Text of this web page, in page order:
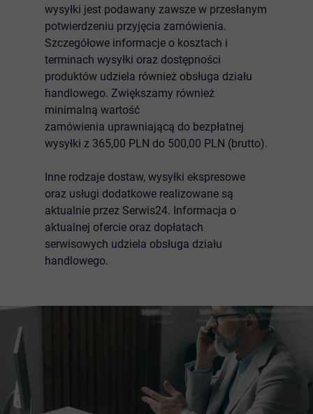
wysyłki jest podawany zawsze w przesłanym
potwierdzeniu przyjęcia zamówienia.
Szczegółowe informacje o kosztach i
terminach wysyłki oraz dostępności
produktów udziela również obsługa działu
handlowego. Zwiększamy również
minimalną wartość
zamówienia uprawniającą do bezpłatnej
wysyłki z 365,00 PLN do 500,00 PLN (brutto).
Inne rodzaje dostaw, wysyłki ekspresowe
oraz usługi dodatkowe realizowane są
aktualnie przez Serwis24. Informacja o
aktualnej ofercie oraz dopłatach
serwisowych udziela obsługa działu
handlowego.